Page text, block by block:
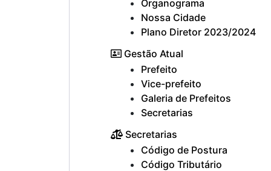
Organograma
Nossa Cidade
Plano Diretor 2023/2024
Gestão Atual
Prefeito
Vice-prefeito
Galeria de Prefeitos
Secretarias
Secretarias
Código de Postura
Código Tributário